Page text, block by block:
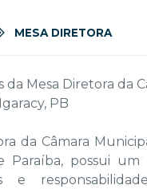
MESA DIRETORA
da Mesa Diretora da
PB
da Câmara
Paraíba, possui
e